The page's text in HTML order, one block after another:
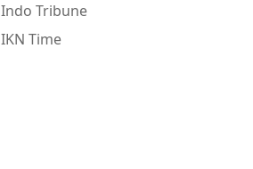
Indo Tribune
IKN Time